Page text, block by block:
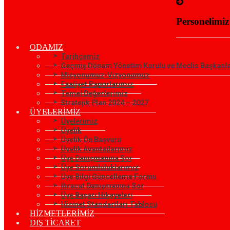
Personelimiz
ODAMIZ
Tarihçemiz
Geçmiş Dönem Yönetim Kurulu ve Meclis
Misyonumuz-Vizyonumuz
Faaliyet Raporlarımız
Temel Değerlerimiz
Stratejik Plan 2024 – 2027
ÜYELERİMİZ
Üyelerimiz
Üyelik
Üyelik Ön Başvuru
Üyelik Avantajlarımız
Üye Danışmanına Sor
Üye Sorumluluklarımız
Üye Bilgi Güncelleme Formu
İhracat Danışmanına Sor
Üye Başarı Hikayeleri
Hizmet Standartları Tablosu
HİZMETLERİMİZ
DIŞ TİCARET